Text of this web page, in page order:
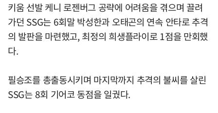
키움 선발 케니 로젠버그 공략에 어려움을 겪으며 끌려
가던 SSG는 6회말 박성한과 오태곤의 연속 안타로 추격
의 발판을 마련했고, 최정의 희생플라이로 1점을 만회했
다.
필승조를 총출동시키며 마지막까지 추격의 불씨를 살린
SSG는 8회 기어코 동점을 일궜다.